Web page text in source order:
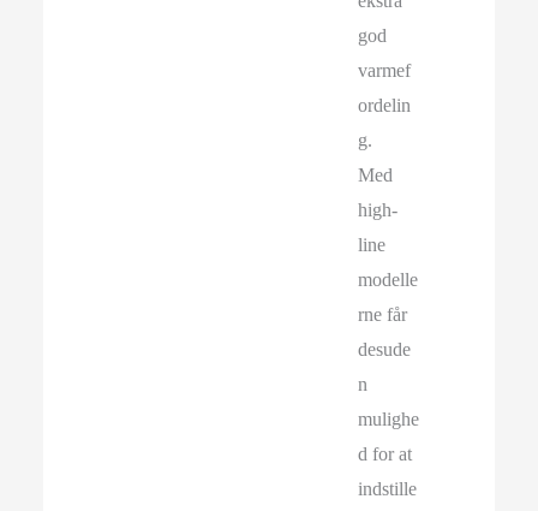
god
varmef
ordelin
g.
Med
high-
line
modelle
rne får
desude
n
mulighe
d for at
indstille